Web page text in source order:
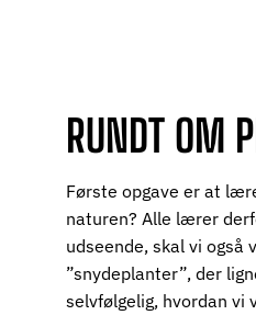
RUNDT OM
Første opgave er at
naturen? Alle lærer
udseende, skal vi også
”snydeplanter”, der
selvfølgelig, hvordan vi